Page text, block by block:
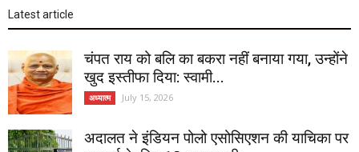
Latest article
चंपत राय को बलि का बकरा नहीं बनाया गया, उन्होंने
खुद इस्तीफा दिया: स्वामी...
अध्यात्म July 15, 2026
अदालत ने इंडियन पोलो एसोसिएशन की याचिका पर